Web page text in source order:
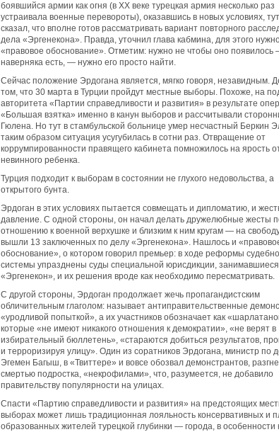
боявшийся армии как огня (в XX веке турецкая армия несколько раз
устраивала военные перевороты), оказавшись в новых условиях,
сказал, что вполне готов рассматривать вариант повторного
дела «Эргенекона». Правда, уточнил глава кабмина, для этого
«правовое обоснование». Отметим: нужно не чтобы оно появилось
наверняка есть, — нужно его просто найти.
Сейчас положение Эрдогана является, мягко говоря, незавидным.
том, что 30 марта в Турции пройдут местные выборы. Похоже, на
авторитета «Партии справедливости и развития» в результате
«Большая взятка» именно в канун выборов и рассчитывали
Гюлена. Но тут в стамбульской больнице умер несчастный Беркин
таким образом ситуация усугубилась в сотни раз. Отвращение от
коррумпированности правящего кабинета помножилось на ярость
невинного ребенка.
Турция подходит к выборам в состоянии не глухого недовольства, а
открытого бунта.
Эрдоган в этих условиях пытается совмещать и дипломатию, и
давление. С одной стороны, он начал делать дружелюбные жесты
отношению к военной верхушке и близким к ним кругам — на
вышли 13 заключенных по делу «Эргенекона». Нашлось и
обоснование», о котором говорил премьер: в ходе реформы
системы упразднены суды специальной юрисдикции,
«Эргенекон», и их решения вроде как необходимо пересматривать.
С другой стороны, Эрдоган продолжает жечь пропагандистским
обличительным глаголом: называет антиправительственные
«уродливой попыткой», а их участников обозначает как
которые «не имеют никакого отношения к демократии», «не верят в
избирательный бюллетень», «стараются добиться результатов,
и терроризируя улицу». Один из соратников Эрдогана, министр по
Эгемен Багыш, в «Твиттере» и вовсе обозвал демонстрантов,
смертью подростка, «некрофилами», что, разумеется, не добавило
правительству популярности на улицах.
Спасти «Партию справедливости и развития» на предстоящих
выборах может лишь традиционная лояльность консервативных и
образованных жителей турецкой глубинки — города, в особенности